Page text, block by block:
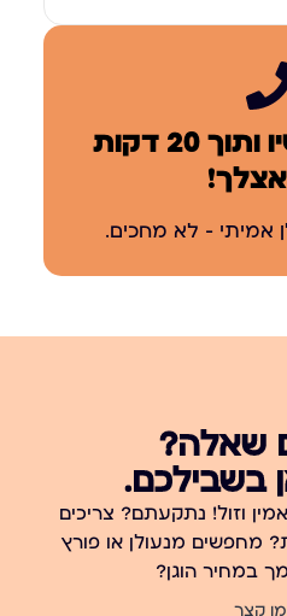
התקשר עכשיו ותוך 20 דקות
אצלך!
אמיתי – לא מחכים.
שאלה?
בשבילכם.
וזול! נתקעתם? צריכים
מחפשים מנעולן או פורץ
במחיר הוגן?
קצר